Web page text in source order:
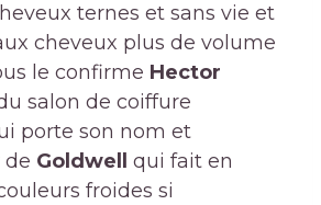
ternes et sans vie et
cheveux plus de volume
le confirme Hector
salon de coiffure
porte son nom et
de Goldwell
qui fait en
froides si